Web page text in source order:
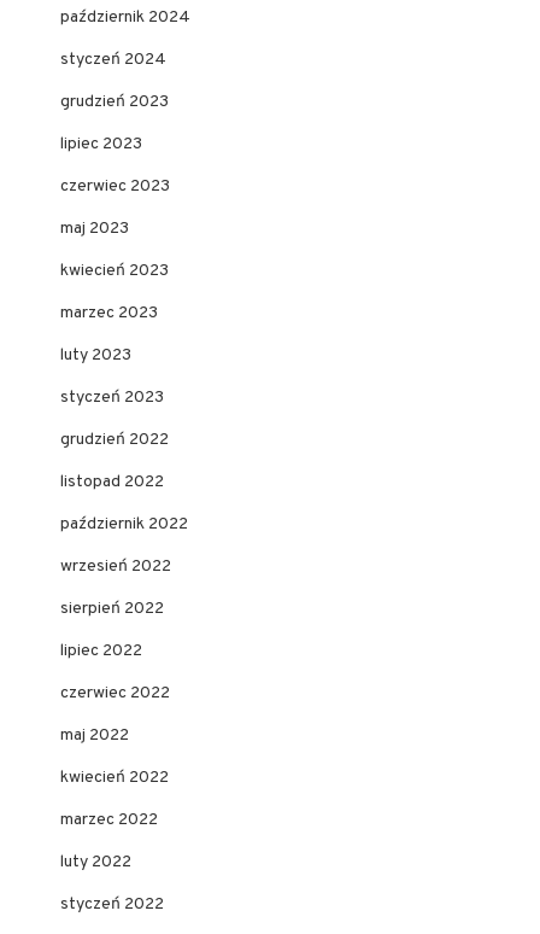
październik 2024
styczeń 2024
grudzień 2023
lipiec 2023
czerwiec 2023
maj 2023
kwiecień 2023
marzec 2023
luty 2023
styczeń 2023
grudzień 2022
listopad 2022
październik 2022
wrzesień 2022
sierpień 2022
lipiec 2022
czerwiec 2022
maj 2022
kwiecień 2022
marzec 2022
luty 2022
styczeń 2022